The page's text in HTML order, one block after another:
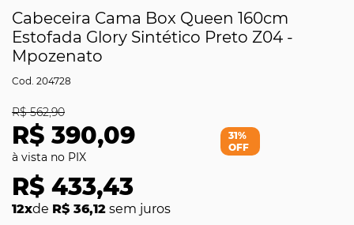
Cabeceira Cama Box Queen 160cm
Estofada Glory Sintético Preto Z04 -
Mpozenato
204728
R$ 390,09
R$ 562,90
R$ 433,43
12xde R$ 36,12 sem juros
31%
OFF